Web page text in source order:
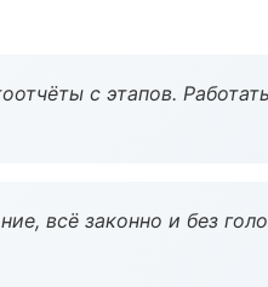
с этапов.
всё законно и без